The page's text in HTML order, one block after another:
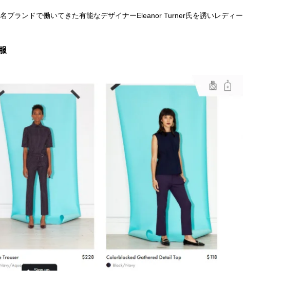
ブランドで働いてきた有能なデザイナーEleanor Turner氏を誘いレディー